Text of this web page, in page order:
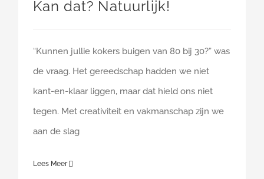
Kan dat? Natuurlijk!
“Kunnen jullie kokers buigen van 80 bij 30?” was
de vraag. Het gereedschap hadden we niet
kant-en-klaar liggen, maar dat hield ons niet
tegen. Met creativiteit en vakmanschap zijn we
aan de slag
Lees Meer